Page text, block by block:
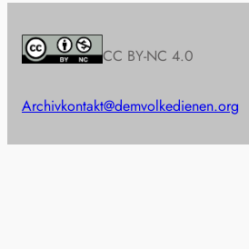
CC BY-NC 4.0
Archivkontakt@demvolkedienen.org